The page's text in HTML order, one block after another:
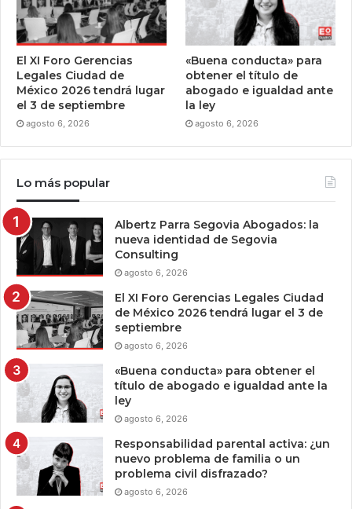
El XI Foro Gerencias
Legales Ciudad de
México 2026 tendrá lugar
el 3 de septiembre
agosto 6, 2026
«Buena conducta» para
obtener el título de
abogado e igualdad ante
la ley
agosto 6, 2026
Lo más popular
Albertz Parra Segovia Abogados: la
nueva identidad de Segovia
Consulting
agosto 6, 2026
El XI Foro Gerencias Legales Ciudad
de México 2026 tendrá lugar el 3 de
septiembre
agosto 6, 2026
«Buena conducta» para obtener el
título de abogado e igualdad ante la
ley
agosto 6, 2026
Responsabilidad parental activa: ¿un
nuevo problema de familia o un
problema civil disfrazado?
agosto 6, 2026